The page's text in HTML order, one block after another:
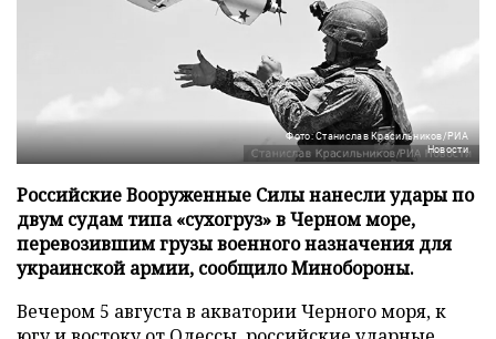
Фото: Станислав Красильников/РИА
Новости
Российские Вооруженные Силы нанесли удары по
двум судам типа «сухогруз» в Черном море,
перевозившим грузы военного назначения для
украинской армии, сообщило Минобороны.
Вечером 5 августа в акватории Черного моря, к